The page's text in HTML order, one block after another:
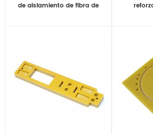
de aislamiento de fibra de